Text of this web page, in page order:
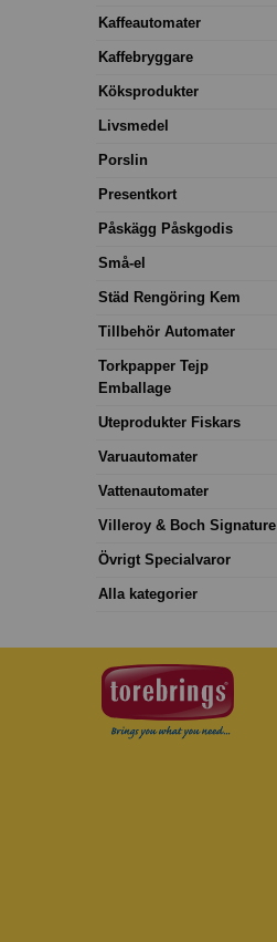
Kaffeautomater
Kaffebryggare
Köksprodukter
Livsmedel
Porslin
Presentkort
Påskägg Påskgodis
Små-el
Städ Rengöring Kem
Tillbehör Automater
Torkpapper Tejp
Emballage
Uteprodukter Fiskars
Varuautomater
Vattenautomater
Villeroy & Boch Signature
Övrigt Specialvaror
Alla kategorier